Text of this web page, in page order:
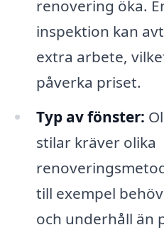
renovering öka.
inspektion kan
extra arbete,
påverka priset.
Typ av fönster:
stilar kräver olika
till exempel
och underhåll än